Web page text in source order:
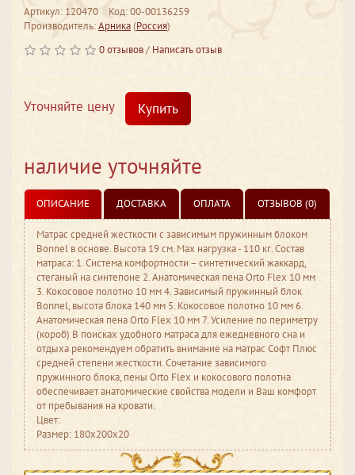
Артикул: 120470
Код: 00-00136259
Производитель:Арника(Россия)
0 отзывов/ Написать отзыв
Уточняйте цену Купить
наличие уточняйте
ОПИСАНИЕ ДОСТАВКА ОПЛАТА ОТЗЫВОВ (0)
Матрас средней жесткости с зависимым пружинным блоком
Bonnel в основе. Высота 19 см. Max нагрузка - 110 кг. Состав
матраса: 1. Система комфортности – синтетический жаккард,
стеганый на синтепоне 2. Анатомическая пена Orto Flex 10 мм
3. Кокосовое полотно 10 мм 4. Зависимый пружинный блок
Bonnel, высота блока 140 мм 5. Кокосовое полотно 10 мм 6.
Анатомическая пена Orto Flex 10 мм 7. Усиление по периметру
(короб) В поисках удобного матраса для ежедневного сна и
отдыха рекомендуем обратить внимание на матрас Софт Плюс
средней степени жесткости. Сочетание зависимого
пружинного блока, пены Orto Flex и кокосового полотна
обеспечивает анатомические свойства модели и Ваш комфорт
от пребывания на кровати.
Цвет:
Размер: 180x200x20